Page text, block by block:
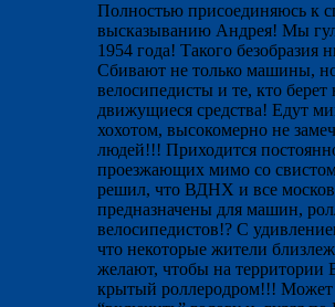
Полностью присоединяюсь к
высказыванию Андрея! Мы
1954 года! Такого безобразия
Сбивают не только машины,
велосипедисты и те, кто берет
движущиеся средства! Едут
хохотом, высокомерно не
людей!!! Приходится
проезжающих мимо со
решил, что ВДНХ и все
предназначены для машин,
велосипедистов!? С
что некоторые жители
желают, чтобы на
крытый роллеродром!!! Может